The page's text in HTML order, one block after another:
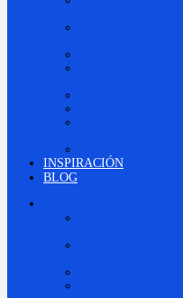
INSPIRACIÓN
BLOG